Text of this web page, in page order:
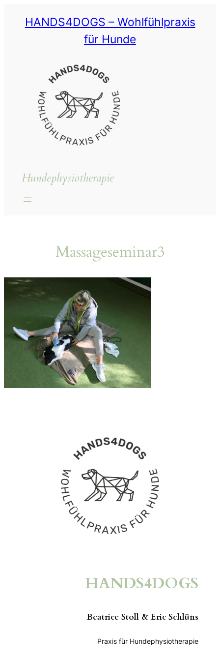
HANDS4DOGS – Wohlfühlpraxis
für Hunde
Hundephysiotherapie
Massageseminar3
HANDS4DOGS
Beatrice Stoll & Eric Schlüns
Praxis für Hundephysiotherapie